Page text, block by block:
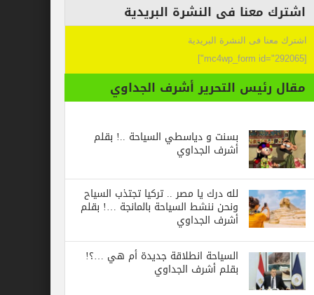
معنا فى النشرة البريدية
فى النشرة البريدية
التحرير أشرف الجداوي
بسنت و دياسطي السياحة ..! بقلم
أشرف الجداوي
لله درك يا مصر .. تركيا تجتذب السياح
ونحن ننشط السياحة بالمانجة …! بقلم
أشرف الجداوي
السياحة انطلاقة جديدة أم هي …؟!
بقلم أشرف الجداوي